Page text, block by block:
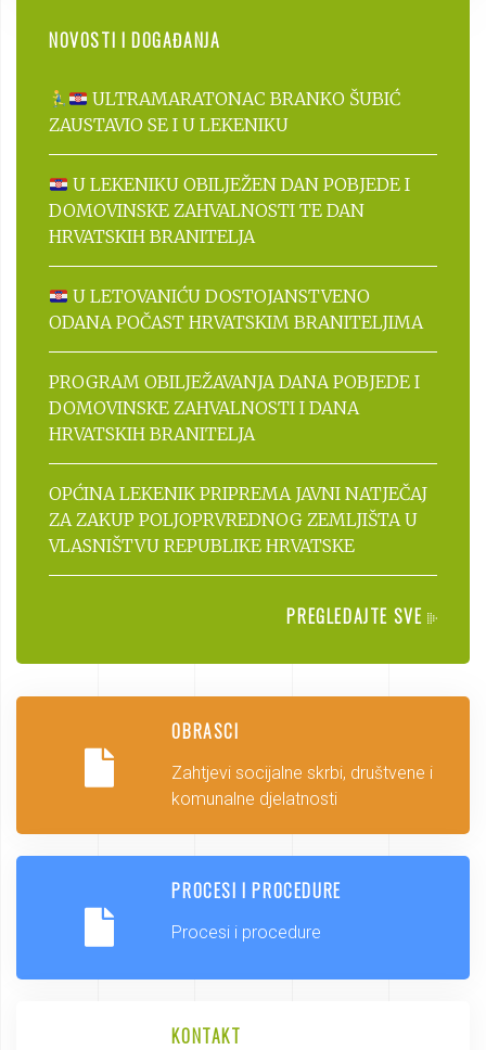
NOVOSTI I DOGAĐANJA
ULTRAMARATONAC BRANKO ŠUBIĆ
ZAUSTAVIO SE I U LEKENIKU
U LEKENIKU OBILJEŽEN DAN POBJEDE I
DOMOVINSKE ZAHVALNOSTI TE DAN
HRVATSKIH BRANITELJA
U LETOVANIĆU DOSTOJANSTVENO
ODANA POČAST HRVATSKIM BRANITELJIMA
PROGRAM OBILJEŽAVANJA DANA POBJEDE I
DOMOVINSKE ZAHVALNOSTI I DANA
HRVATSKIH BRANITELJA
OPĆINA LEKENIK PRIPREMA JAVNI NATJEČAJ
ZA ZAKUP POLJOPRVREDNOG ZEMLJIŠTA U
VLASNIŠTVU REPUBLIKE HRVATSKE
PREGLEDAJTE SVE
OBRASCI
Zahtjevi socijalne skrbi, društvene i
komunalne djelatnosti
PROCESI I PROCEDURE
Procesi i procedure
KONTAKT